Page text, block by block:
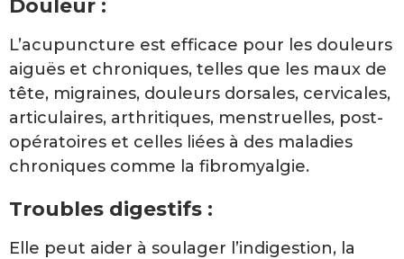
Douleur :
L’acupuncture est efficace pour les douleurs
aiguës et chroniques, telles que les maux de
tête, migraines, douleurs dorsales, cervicales,
articulaires, arthritiques, menstruelles, post-
opératoires et celles liées à des maladies
chroniques comme la fibromyalgie.
Troubles digestifs :
Elle peut aider à soulager l’indigestion, la